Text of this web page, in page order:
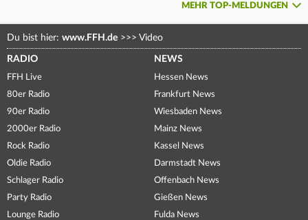
MEHR TOP-MELDUNGEN
Du bist hier: www.FFH.de >>> Video
RADIO
FFH Live
80er Radio
90er Radio
2000er Radio
Rock Radio
Oldie Radio
Schlager Radio
Party Radio
Lounge Radio
NEWS
Hessen News
Frankfurt News
Wiesbaden News
Mainz News
Kassel News
Darmstadt News
Offenbach News
Gießen News
Fulda News